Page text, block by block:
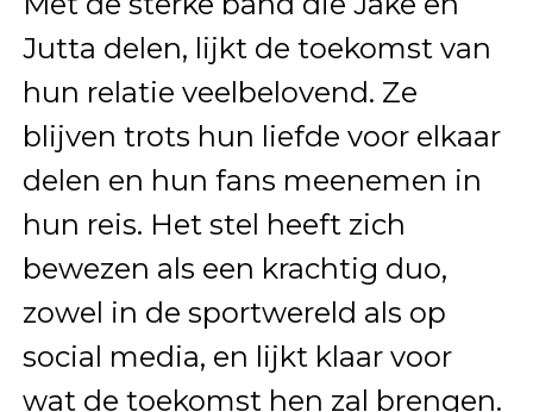
Jutta delen, lijkt de toekomst van
hun relatie veelbelovend. Ze
blijven trots hun liefde voor elkaar
delen en hun fans meenemen in
hun reis. Het stel heeft zich
bewezen als een krachtig duo,
zowel in de sportwereld als op
social media, en lijkt klaar voor
wat de toekomst hen zal brengen.